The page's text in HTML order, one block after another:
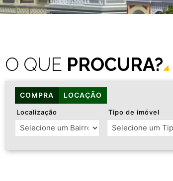
O QUE PROCURA?
COMPRA LOCAÇÃO
Localização Tipo de imóvel